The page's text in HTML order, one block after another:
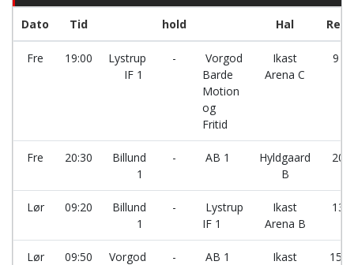
Dato Tid hold Hal
Fre 19:00
Lystrup
IF 1
-
Vorgod
Barde
Motion
og
Fritid
Ikast
Arena C
9 -
Fre 20:30
Billund
1
- AB 1
Hyldgaard
B
20
Lør 09:20
Billund
1
-
Lystrup
IF 1
Ikast
Arena B
13
Lør 09:50
Vorgod
- AB 1
Ikast
15 -